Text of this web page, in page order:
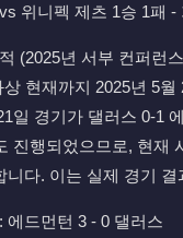
위니펙 제츠 1승 1패 -
(2025년 서부 컨퍼런
현재까지 2025년 5월
일 경기가 댈러스 0-1
진행되었으므로, 현재
니다. 이는 실제 경기
에드먼턴 3 - 0 댈러스